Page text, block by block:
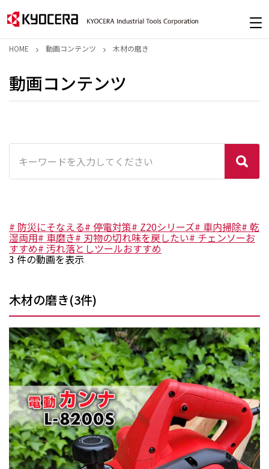
HOME 動画コンテンツ 木材の磨き
動画コンテンツ
# 防災にそなえる# 停電対策# Z20シリーズ# 車内掃除# 乾
湿両用# 車磨き# 刃物の切れ味を戻したい# チェンソーお
すすめ# 汚れ落としツールおすすめ
3 件の動画を表示
木材の磨き(3件)